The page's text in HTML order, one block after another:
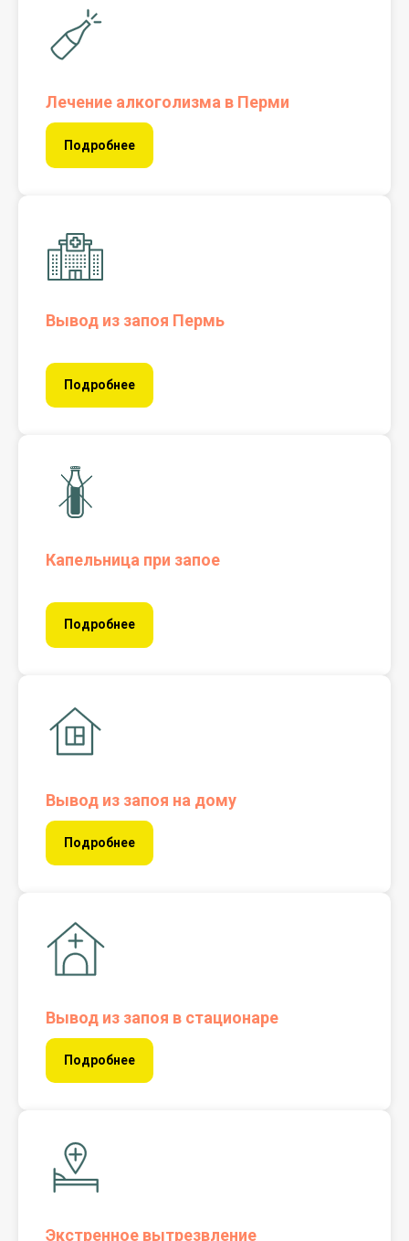
Лечение алкоголизма в Перми
Подробнее
Вывод из запоя Пермь
Подробнее
Капельница при запое
Подробнее
Вывод из запоя на дому
Подробнее
Вывод из запоя в стационаре
Подробнее
Экстренное вытрезвление